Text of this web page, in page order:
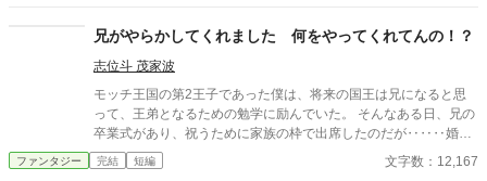
兄がやらかしてくれました 何をやってくれてんの！？
志位斗 茂家波
モッチ王国の第2王子であった僕は、将来の国王は兄になると思
って、王弟となるための勉学に励んでいた。 そんなある日、兄の
卒業式があり、祝うために家族の枠で出席したのだが‥‥‥婚約
破棄？ え、なにをやってんの兄よ！？ …‥‥月に1度ぐらいでや
りたくなる婚約破棄物。 今回は悪役令嬢でも、ヒロインでもない
ファンタジー 完結 短編 文字数：12,167